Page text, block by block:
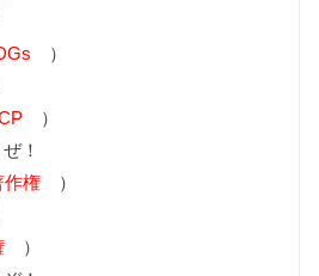
）
）
！
作権 ）
）